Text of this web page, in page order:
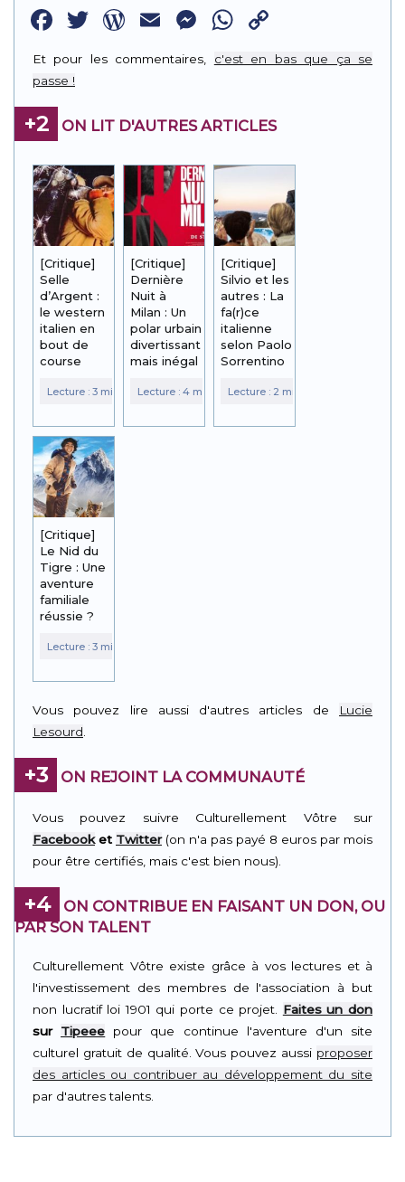
Facebook
Twitter
WordPress
EmailMessenger
WhatsApp
Link
Et pour les commentaires, c'est en bas que ça se
passe !
+2 ON LIT D'AUTRES ARTICLES
[Critique]
Selle
d’Argent :
le western
italien en
bout de
course
[Critique]
Dernière
Nuit à
Milan : Un
polar urbain
divertissant
mais inégal
[Critique]
Silvio et les
autres : La
fa(r)ce
italienne
selon Paolo
Sorrentino
[Critique]
Le Nid du
Tigre : Une
aventure
familiale
réussie ?
Vous pouvez lire aussi d'autres articles de
Lucie
Lesourd
+3 ON REJOINT LA COMMUNAUTÉ
Vous pouvez suivre Culturellement Vôtre sur
Facebooket Twitter(on n'a pas payé 8 euros par mois
pour être certifiés, mais c'est bien nous).
+4
ON CONTRIBUE EN FAISANT UN DON, OU
PAR SON TALENT
Culturellement Vôtre existe grâce à vos lectures et à
l'investissement des membres de l'association à but
non lucratif loi 1901 qui porte ce projet. Faites un don
sur Tipeee pour que continue l'aventure d'un site
culturel gratuit de qualité. Vous pouvez aussi proposer
des articles ou contribuer au développement du site
par d'autres talents.